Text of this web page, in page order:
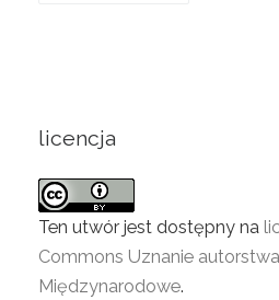
licencja
Ten utwór jest dostępny na
Commons Uznanie
Międzynarodowe.